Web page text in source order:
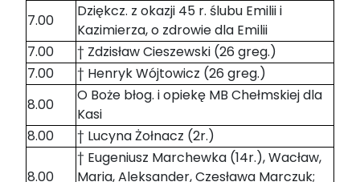
7.00
Dziękcz. z okazji 45 r. ślubu Emilii i
Kazimierza, o zdrowie dla Emilii
7.00
† Zdzisław Cieszewski (26 greg.)
7.00
† Henryk Wójtowicz (26 greg.)
8.00
O Boże błog. i opiekę MB Chełmskiej dla
Kasi
8.00
† Lucyna Żołnacz (2r.)
8.00
† Eugeniusz Marchewka (14r.), Wacław,
Maria, Aleksander, Czesława Marczuk;